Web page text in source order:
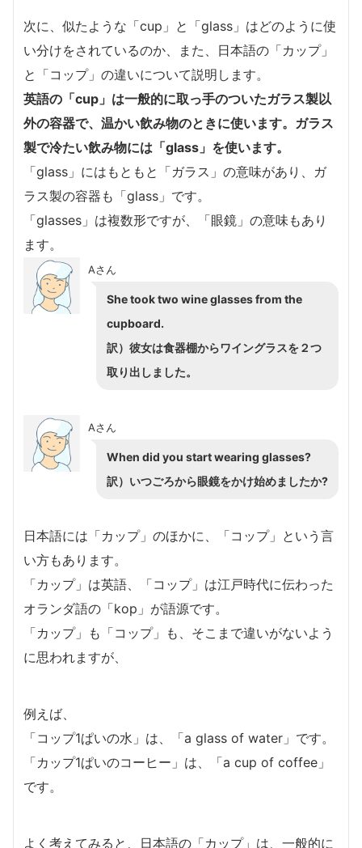
次に、似たような「cup」と「glass」はどのように使
い分けをされているのか、また、日本語の「カップ」
と「コップ」の違いについて説明します。
英語の「cup」は一般的に取っ手のついたガラス製以
外の容器で、温かい飲み物のときに使います。ガラス
製で冷たい飲み物には「glass」を使います。
「glass」にはもともと「ガラス」の意味があり、ガ
ラス製の容器も「glass」です。
「glasses」は複数形ですが、「眼鏡」の意味もあり
ます。
Aさん
She took two wine glasses from the
cupboard.
訳）彼女は食器棚からワイングラスを２つ
取り出しました。
Aさん
When did you start wearing glasses?
訳）いつごろから眼鏡をかけ始めましたか?
日本語には「カップ」のほかに、「コップ」という言
い方もあります。
「カップ」は英語、「コップ」は江戸時代に伝わった
オランダ語の「kop」が語源です。
「カップ」も「コップ」も、そこまで違いがないよう
に思われますが、
例えば、
「コップ1ぱいの水」は、「a glass of water」です。
「カップ1ぱいのコーヒー」は、「a cup of coffee」
です。
よく考えてみると、日本語の「カップ」は、一般的に